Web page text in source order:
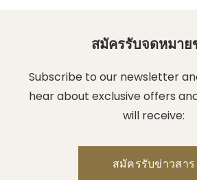
สมัครรับจดหมาย
Subscribe to our newsletter
hear about exclusive offers
will receive: